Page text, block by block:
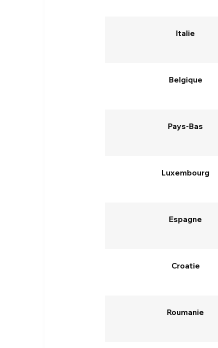
Italie
Belgique
Pays-Bas
Luxembourg
Espagne
Croatie
Roumanie